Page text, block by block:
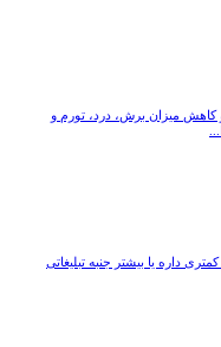
کاهش میزان برش، درد، تورم و
داره یا بیشتر جنبه تبلیغاتی